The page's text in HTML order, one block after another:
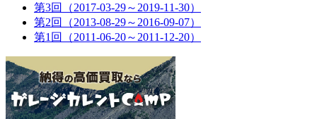
第3回（2017-03-29～2019-11-30）
第2回（2013-08-29～2016-09-07）
第1回（2011-06-20～2011-12-20）